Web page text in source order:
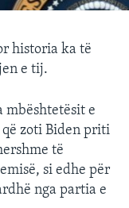
historia ka të
e tij.
mbështetësit e
zoti Biden priti
të
si edhe për
nga partia e